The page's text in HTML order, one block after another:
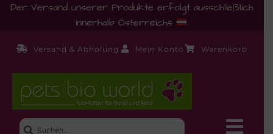
Der Versand unserer Produkte erfolgt ausschließlich
innerhalb Österreichs
.
Versand & Abholung Mein Konto Warenkorb